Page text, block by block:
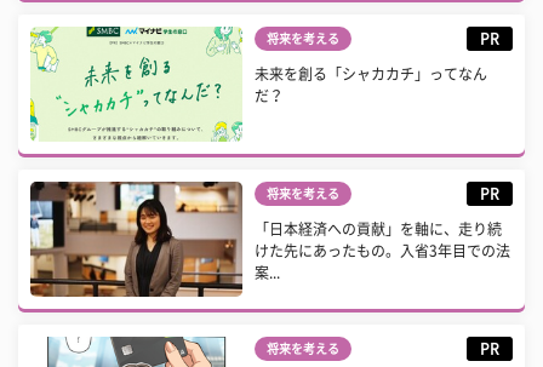
将来を考える PR
未来を創る「シャカカチ」ってなん
だ？
将来を考える PR
「日本経済への貢献」を軸に、走り続
けた先にあったもの。入省3年目での法
案...
将来を考える PR